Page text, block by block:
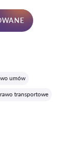
umów
transportowe